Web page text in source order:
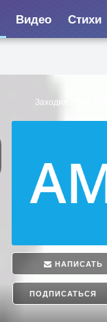
Видео Стихи
Заходил 29.08.2016
НАПИСАТЬ
ПОДПИСАТЬСЯ